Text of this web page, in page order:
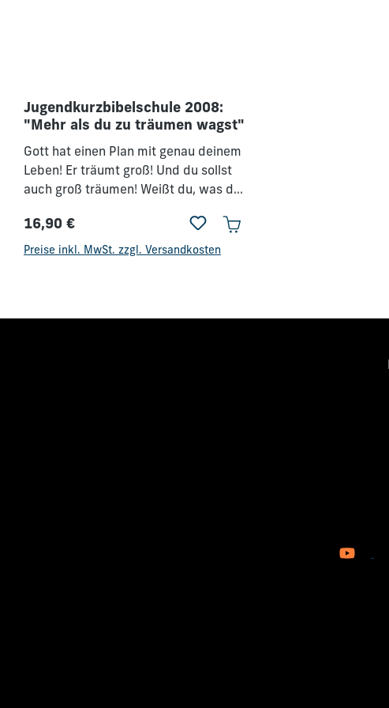
Jugendkurzbibelschule 2008:
"Mehr als du zu träumen wagst"
Gott hat einen Plan mit genau deinem
Leben! Er träumt groß! Und du sollst
auch groß träumen! Weißt du, was du
Gott schon! Erlebe, dass Gott deine
Vorstellung von dem, was er in deinem
Regulärer Preis:
16,90 €
Preise inkl. MwSt. zzgl. Versandkosten